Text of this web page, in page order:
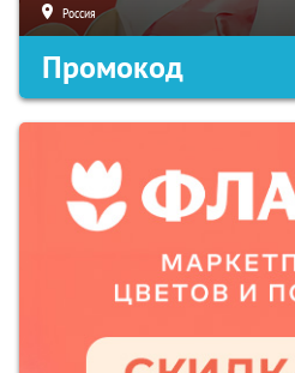
Россия
Промокод